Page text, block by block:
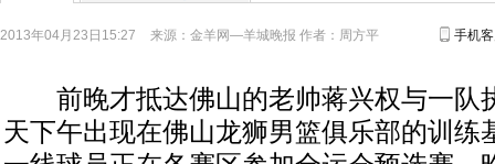
2013年04月23日15:27 来源： 金羊网—羊城晚报 作者：周方平 手机
前晚才抵达佛山的老帅蒋兴权与一队
天下午出现在佛山龙狮男篮俱乐部的训练